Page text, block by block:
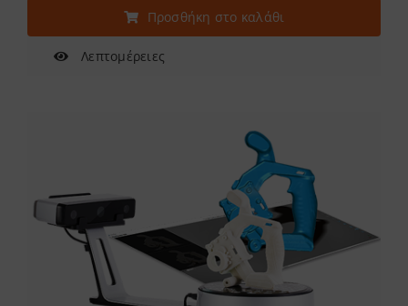
Προσθήκη στο καλάθι
Λεπτομέρειες